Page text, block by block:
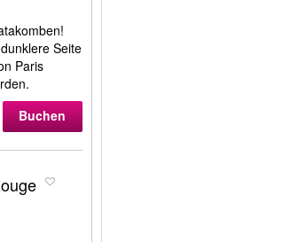
Seite
Paris
Buchen